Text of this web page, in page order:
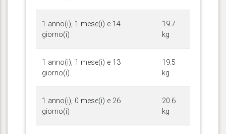
1 anno(i), 1 mese(i) e 14
giorno(i)
19.7
kg
1 anno(i), 1 mese(i) e 13
giorno(i)
19.5
kg
1 anno(i), 0 mese(i) e 26
giorno(i)
20.6
kg